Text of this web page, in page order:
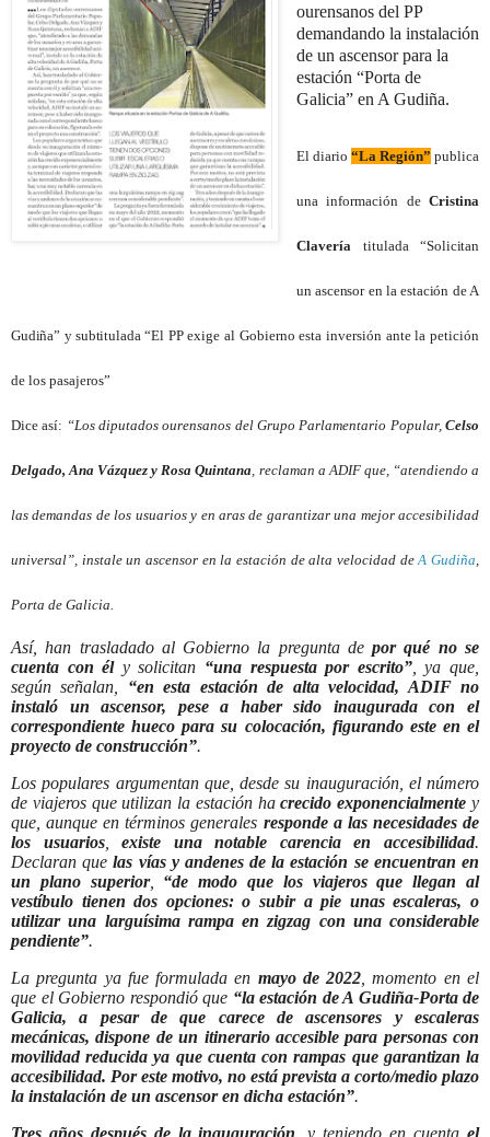
ourensanos del PP
demandando la instalación
de un ascensor para la
estación “Porta de
Galicia” en A Gudiña.
El diario “La Región” publica
una información deCristina
Clavería titulada “Solicitan
un ascensor en la estación de A
Gudiña” y subtitulada “El PP exige al Gobierno esta inversión ante la petición
de los pasajeros”
Dice así: “Los diputados ourensanos del Grupo Parlamentario Popular,Celso
Delgado, Ana Vázquez y Rosa Quintana, reclaman a ADIF que, “atendiendo a
las demandas de los usuarios y en aras de garantizar una mejor accesibilidad
universal”, instale un ascensor en la estación de alta velocidad deA Gudiña,
Porta de Galicia.
Así, han trasladado al Gobierno la pregunta depor qué no se
cuenta con ély solicitan “una respuesta por escrito”, ya que,
según señalan, “en esta estación de alta velocidad, ADIF no
instaló un ascensor, pese a haber sido inaugurada con el
correspondiente hueco para su colocación, figurando este en el
proyecto de construcción”.
Los populares argumentan que, desde su inauguración, el número
de viajeros que utilizan la estación hacrecido exponencialmente y
que, aunque en términos generales responde a las necesidades de
los usuarios,existe una notable carencia en accesibilidad.
Declaran quelas vías y andenes de la estación se encuentran en
un plano superior, “de modo que los viajeros que llegan al
vestíbulo tienen dos opciones: o subir a pie unas escaleras, o
utilizar una larguísima rampa en zigzag con una considerable
pendiente”.
La pregunta ya fue formulada en mayo de 2022 , momento en el
que el Gobierno respondió que “la estación de A Gudiña-Porta de
Galicia, a pesar de que carece de ascensores y escaleras
mecánicas, dispone de un itinerario accesible para personas con
movilidad reducida ya que cuenta con rampas que garantizan la
accesibilidad. Por este motivo, no está prevista a corto/medio plazo
la instalación de un ascensor en dicha estación”.
Tres años después de la inauguración , y teniendo en cuenta el